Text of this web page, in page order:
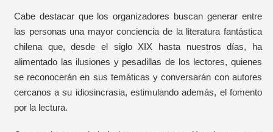
Cabe destacar que los organizadores buscan generar entre
las personas una mayor conciencia de la literatura fantástica
chilena que, desde el siglo XIX hasta nuestros días, ha
alimentado las ilusiones y pesadillas de los lectores, quienes
se reconocerán en sus temáticas y conversarán con autores
cercanos a su idiosincrasia, estimulando además, el fomento
por la lectura.